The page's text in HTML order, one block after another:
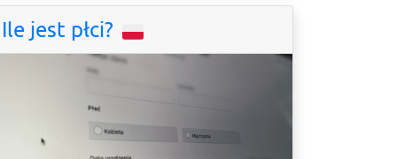
Ile jest płci?